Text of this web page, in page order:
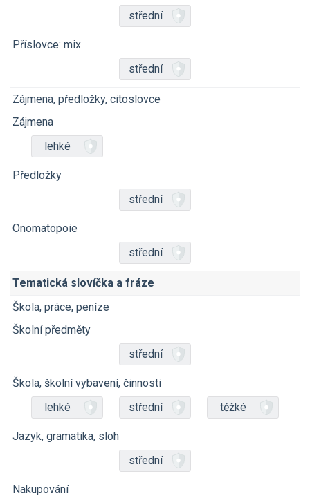
střední
Příslovce: mix
střední
Zájmena, předložky, citoslovce
Zájmena
lehké
Předložky
střední
Onomatopoie
střední
Tematická slovíčka a fráze
Škola, práce, peníze
Školní předměty
střední
Škola, školní vybavení, činnosti
lehké
střední těžké
Jazyk, gramatika, sloh
střední
Nakupování